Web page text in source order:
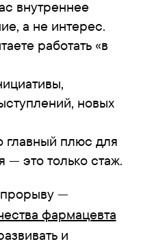
внутреннее
а не интерес.
работать «в
новых
главный плюс для
— это только стаж.
—
фармацевта
и